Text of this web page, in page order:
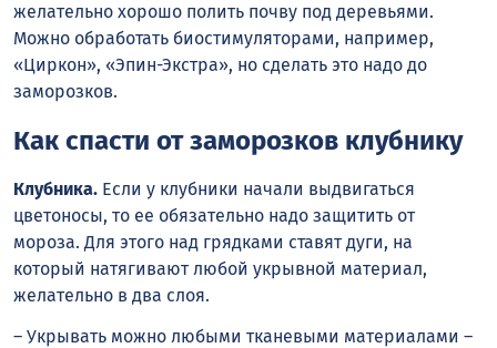
желательно хорошо полить почву под деревьями.
Можно обработать биостимуляторами, например,
«Циркон», «Эпин-Экстра», но сделать это надо до
заморозков.
Как спасти от заморозков клубнику
Клубника. Если у клубники начали выдвигаться
цветоносы, то ее обязательно надо защитить от
мороза. Для этого над грядками ставят дуги, на
который натягивают любой укрывной материал,
желательно в два слоя.
– Укрывать можно любыми тканевыми материалами –